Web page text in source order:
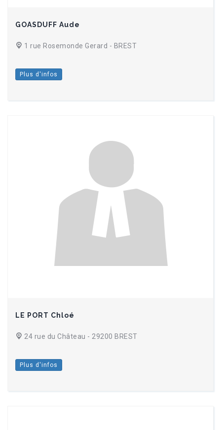
GOASDUFF Aude
1 rue Rosemonde Gerard - BREST
Plus d'infos
LE PORT Chloé
24 rue du Château - 29200 BREST
Plus d'infos